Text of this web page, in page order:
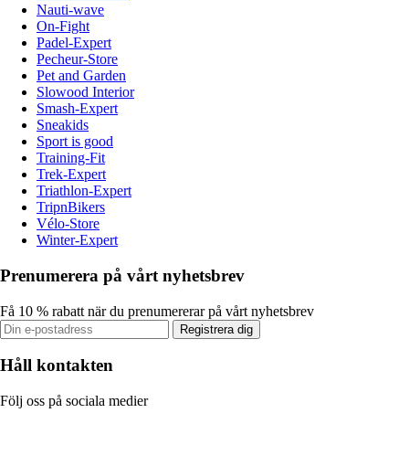
Nauti-wave
On-Fight
Padel-Expert
Pecheur-Store
Pet and Garden
Slowood Interior
Smash-Expert
Sneakids
Sport is good
Training-Fit
Trek-Expert
Triathlon-Expert
TripnBikers
Vélo-Store
Winter-Expert
Prenumerera på vårt nyhetsbrev
Få 10 % rabatt när du prenumererar på vårt nyhetsbrev
Registrera dig
Håll kontakten
Följ oss på sociala medier